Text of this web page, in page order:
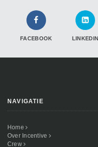
FACEBOOK LINKEDIN
NAVIGATIE
Home
Over Incentive
Crew